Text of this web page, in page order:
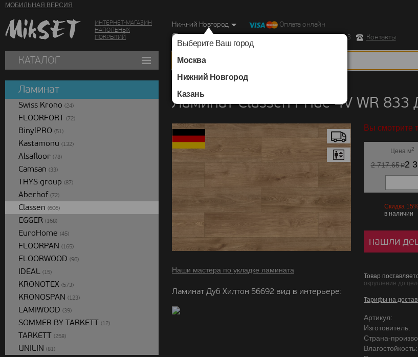
МОБИЛЬНАЯ ВЕРСИЯ
ИНТЕРНЕТ-МАГАЗИН
НАПОЛЬНЫХ
ПОКРЫТИЙ
Нижний Новгород
Выберите Ваш город
Москва
Нижний Новгород
Казань
Оплата онлайн
г. Нижний Новгород, Ул. Республиканская д.43 корпус 3
Контакты
КАТАЛОГ
Ламинат Classen Pride 4V WR 833
Наши мастера по укладке ламината
Ламинат Дуб Хилтон 56692 вид в интерьере:
Вы смотрите
Цена м2
2 717.65p2
Скидка
в наличии
нашли
Товар
округление до
Тарифы на
Артикул:
Изготовитель:
Страна-
Влагостойкость:
Ламинат
Swiss Krono (24)
FLOORFORT (72)
BinylPRO (51)
Kastamonu (132)
Alsafloor (78)
Camsan (33)
THYS group (87)
Aberhof (72)
Classen (606)
EGGER (168)
EuroHome (45)
FLOORPAN (165)
FLOORWOOD (96)
IDEAL (15)
KRONOTEX (573)
KRONOSPAN (123)
LAMIWOOD (39)
SOMMER BY TARKETT (12)
TARKETT (258)
UNILIN (81)